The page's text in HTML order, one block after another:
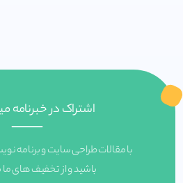
اشتراک در خبرنامه
با مقالات طراحی سایت و برنامه
باشید و از تخفیف های ما